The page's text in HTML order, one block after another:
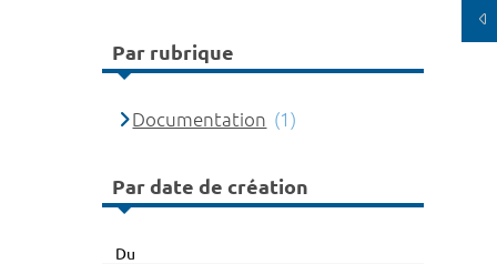
Par rubrique
Documentation (1)
Par date de création
Du